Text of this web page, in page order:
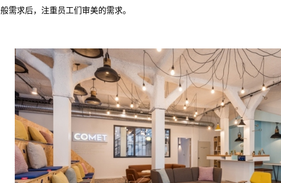
需求后，注重员工们审美的需求。